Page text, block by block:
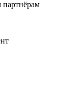
партнёрам